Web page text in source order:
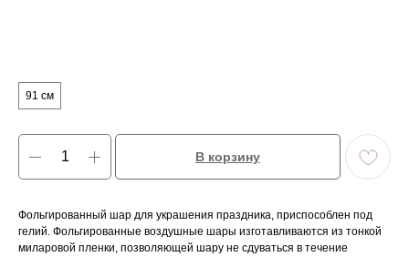
91 см
В корзину
Фольгированный шар для украшения праздника, приспособлен под
гелий. Фольгированные воздушные шары изготавливаются из тонкой
миларовой пленки, позволяющей шару не сдуваться в течение